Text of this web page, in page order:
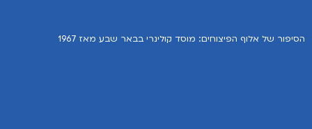
הסיפור של אלוף הפיצוחים: מוסד קולינרי בבאר שבע מאז 1967